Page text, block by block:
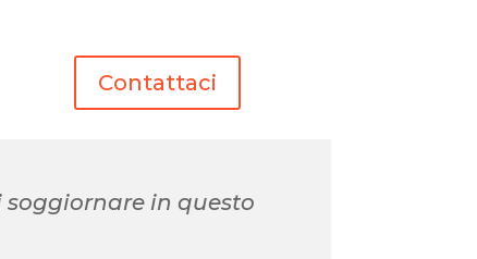
Contattaci
soggiornare in questo